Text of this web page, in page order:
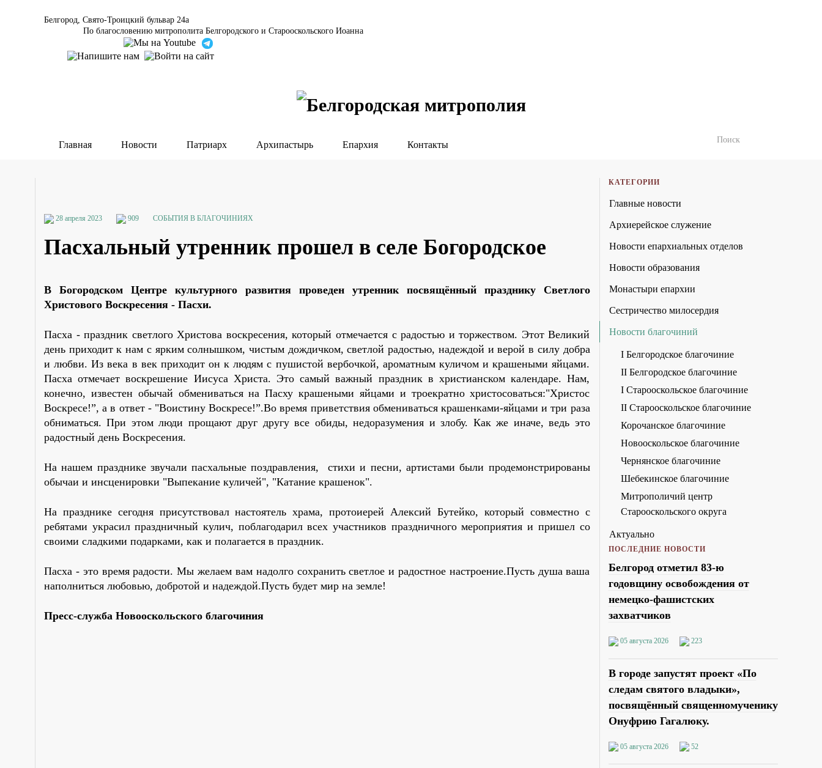
Белгород, Свято-Троицкий бульвар 24а
По благословению митрополита Белгородского и Старооскольского Иоанна
Главная Новости Патриарх Архипастырь Епархия Контакты
28 апреля 2023 909 СОБЫТИЯ В БЛАГОЧИНИЯХ
Пасхальный утренник прошел в селе Богородское
В Богородском Центре культурного развития проведен утренник посвящённый празднику Светлого
Христового Воскресения - Пасхи.
Пасха - праздник светлого Христова воскресения, который отмечается с радостью и торжеством. Этот Великий
день приходит к нам с ярким солнышком, чистым дождичком, светлой радостью, надеждой и верой в силу добра
и любви. Из века в век приходит он к людям с пушистой вербочкой, ароматным куличом и крашеными яйцами.
Пасха отмечает воскрешение Иисуса Христа. Это самый важный праздник в христианском календаре. Нам,
конечно, известен обычай обмениваться на Пасху крашеными яйцами и троекратно христосоваться:"Христос
Воскресе!”, а в ответ - "Воистину Воскресе!”.Во время приветствия обмениваться крашенками-яйцами и три раза
обниматься. При этом люди прощают друг другу все обиды, недоразумения и злобу. Как же иначе, ведь это
радостный день Воскресения.
На нашем празднике звучали пасхальные поздравления, стихи и песни, артистами были продемонстрированы
обычаи и инсценировки "Выпекание куличей", "Катание крашенок".
На празднике сегодня присутствовал настоятель храма, протоиерей Алексий Бутейко, который совместно с
ребятами украсил праздничный кулич, поблагодарил всех участников праздничного мероприятия и пришел со
своими сладкими подарками, как и полагается в праздник.
Пасха - это время радости. Мы желаем вам надолго сохранить светлое и радостное настроение.Пусть душа ваша
наполниться любовью, добротой и надеждой.Пусть будет мир на земле!
Пресс-служба Новооскольского благочиния
КАТЕГОРИИ
Главные новости
Архиерейское служение
Новости епархиальных отделов
Новости образования
Монастыри епархии
Сестричество милосердия
Новости благочиний
I Белгородское благочиние
II Белгородское благочиние
I Старооскольское благочиние
II Старооскольское благочиние
Корочанское благочиние
Новооскольское благочиние
Чернянское благочиние
Шебекинское благочиние
Митрополичий центр
Старооскольского округа
Актуально
ПОСЛЕДНИЕ НОВОСТИ
Белгород отметил 83-ю
годовщину освобождения от
немецко-фашистских
захватчиков
05 августа 2026 223
В городе запустят проект «По
следам святого владыки»,
посвящённый священномученику
Онуфрию Гагалюку.
05 августа 2026 52